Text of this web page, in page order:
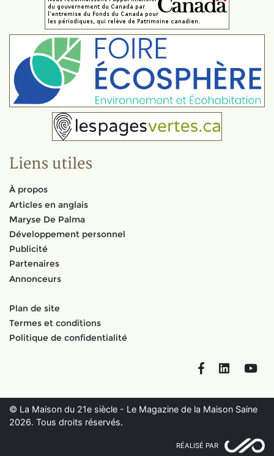
Liens utiles
À propos
Articles en anglais
Maryse De Palma
Développement personnel
Publicité
Partenaires
Annonceurs
Plan de site
Termes et conditions
Politique de confidentialité
FacebookLinkedIn
© La Maison du 21e siècle - Le Magazine de la Maison Saine
2026. Tous droits réservés.
RÉALISÉ PAR